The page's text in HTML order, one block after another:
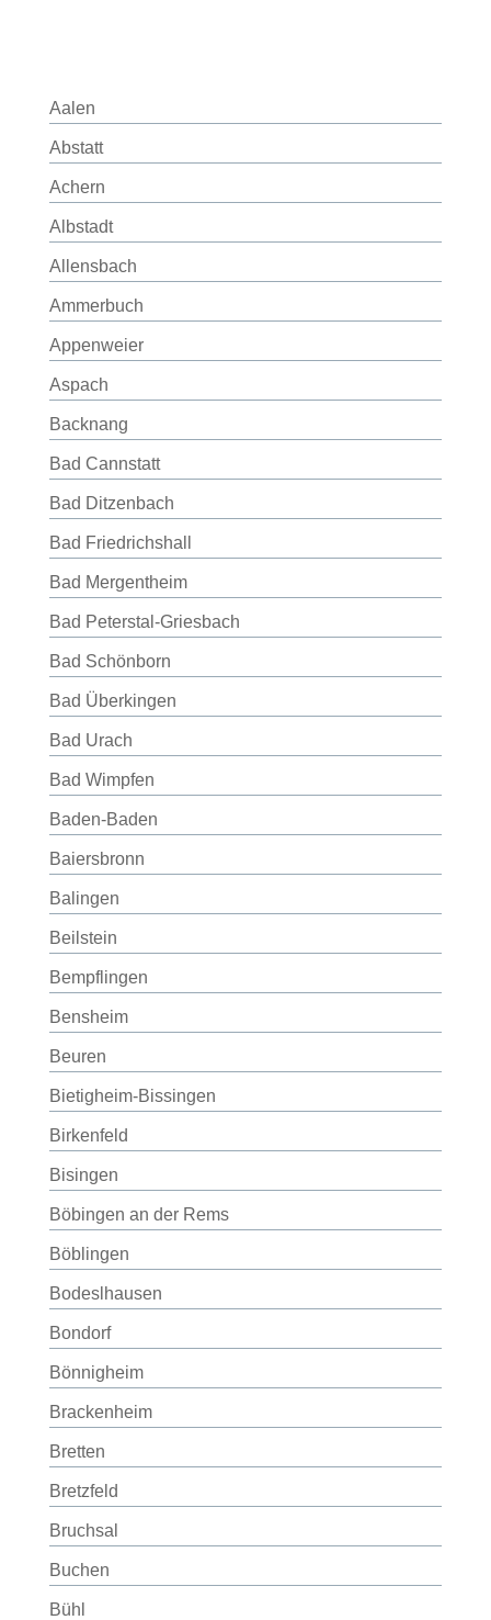
Aalen
Abstatt
Achern
Albstadt
Allensbach
Ammerbuch
Appenweier
Aspach
Backnang
Bad Cannstatt
Bad Ditzenbach
Bad Friedrichshall
Bad Mergentheim
Bad Peterstal-Griesbach
Bad Schönborn
Bad Überkingen
Bad Urach
Bad Wimpfen
Baden-Baden
Baiersbronn
Balingen
Beilstein
Bempflingen
Bensheim
Beuren
Bietigheim-Bissingen
Birkenfeld
Bisingen
Böbingen an der Rems
Böblingen
Bodeslhausen
Bondorf
Bönnigheim
Brackenheim
Bretten
Bretzfeld
Bruchsal
Buchen
Bühl